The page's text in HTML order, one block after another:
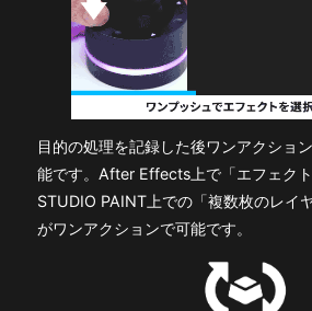
目的の処理を記録した後ワンアクショ
能です。After Effects上で「エフェク
STUDIO PAINT上での「複数枚のレイ
がワンアクションで可能です。